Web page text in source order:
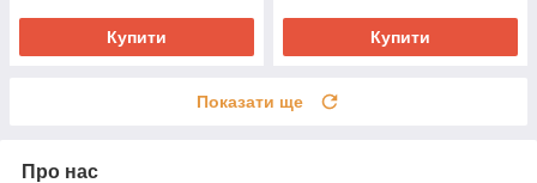
Купити Купити
Показати ще
Про нас